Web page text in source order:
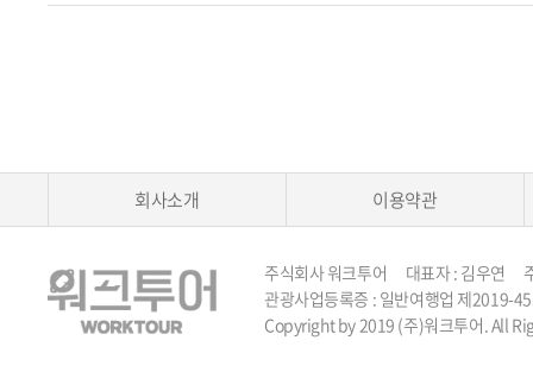
회사소개 이용약관
주식회사 워크투어 대표자 : 김우연
관광사업등록증 : 일반여행업 제
Copyright by 2019 (주)워크투어. All